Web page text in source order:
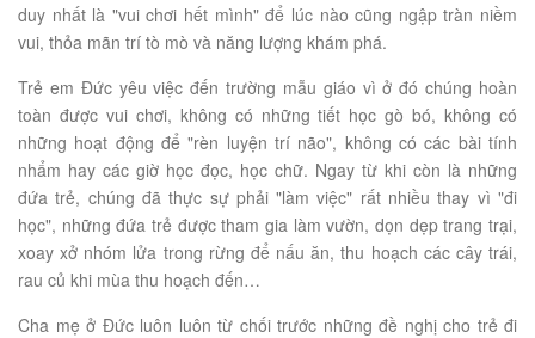
duy nhất là "vui chơi hết mình" để lúc nào cũng ngập tràn niềm
vui, thỏa mãn trí tò mò và năng lượng khám phá.
Trẻ em Đức yêu việc đến trường mẫu giáo vì ở đó chúng hoàn
toàn được vui chơi, không có những tiết học gò bó, không có
những hoạt động để "rèn luyện trí não", không có các bài tính
nhẩm hay các giờ học đọc, học chữ. Ngay từ khi còn là những
đứa trẻ, chúng đã thực sự phải "làm việc" rất nhiều thay vì "đi
học", những đứa trẻ được tham gia làm vườn, dọn dẹp trang trại,
xoay xở nhóm lửa trong rừng để nấu ăn, thu hoạch các cây trái,
rau củ khi mùa thu hoạch đến…
Cha mẹ ở Đức luôn luôn từ chối trước những đề nghị cho trẻ đi